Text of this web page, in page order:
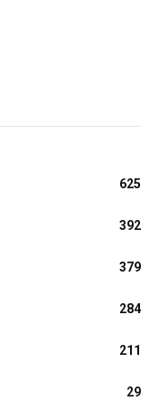
625
392
379
284
211
29